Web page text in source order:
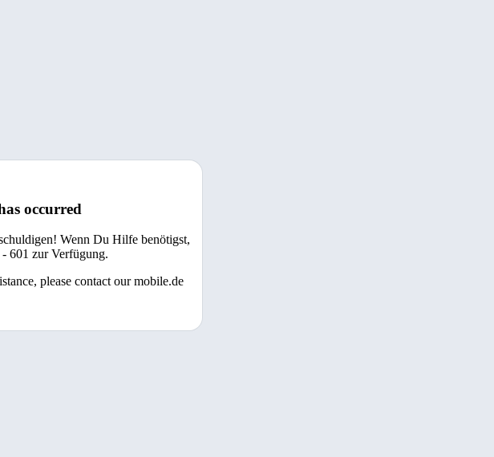
occurred
Wenn Du Hilfe benötigst,
601 zur Verfügung.
please contact our mobile.de